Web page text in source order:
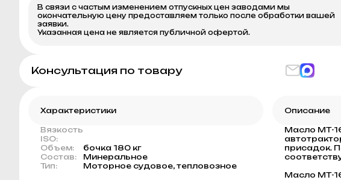
В связи с частым изменением отпускных цен заводами мы
окончательную цену предоставляем только после обработки вашей
заявки.
Указанная цена не является публичной офертой.
Консультация по товару
Характеристики
Вязкость
ISO:
Объем:
бочка 180 кг
Состав:
Минеральное
Тип:
Моторное судовое, тепловозное
Описание
Масло МТ-
присадок.
Масло МТ-